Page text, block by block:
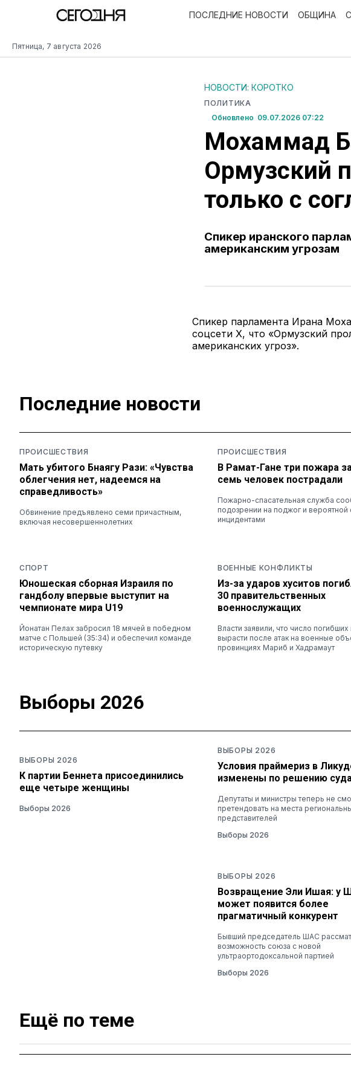
Пятница, 7 августа 2026
ПОСЛЕДНИЕ НОВОСТИ ОБЩИНА
НОВОСТИ: КОРОТКО
ПОЛИТИКА
Обновлено 09.07.2026 07:22
Мохаммад
Ормузский
только с
Спикер иранского
американским угрозам
Спикер парламента Ирана
соцсети X, что «Ормузский
американских угроз».
Последние новости
ПРОИСШЕСТВИЯ
Мать убитого Бнаягу Рази: «Чувства
облегчения нет, надеемся на
справедливость»
Обвинение предъявлено семи причастным,
включая несовершеннолетних
ПРОИСШЕСТВИЯ
В Рамат-Гане три пожара
семь человек пострадали
Пожарно-спасательная служба
подозрении на поджог и вероятной
инцидентами
СПОРТ
Юношеская сборная Израиля по
гандболу впервые выступит на
чемпионате мира U19
Йонатан Пелах забросил 18 мячей в победном
матче с Польшей (35:34) и обеспечил команде
историческую путевку
ВОЕННЫЕ КОНФЛИКТЫ
Из-за ударов хуситов
30 правительственных
военнослужащих
Власти заявили, что число
вырасти после атак на военные
провинциях Мариб и Хадрамаут
Выборы 2026
ВЫБОРЫ 2026
К партии Беннета присоединились
еще четыре женщины
Выборы 2026
ВЫБОРЫ 2026
Условия праймериз в
изменены по решению суда
Депутаты и министры теперь не
претендовать на места
представителей
Выборы 2026
ВЫБОРЫ 2026
Возвращение Эли Ишая: у
может появится более
прагматичный конкурент
Бывший председатель ШАС
возможность союза с новой
ультраортодоксальной партией
Выборы 2026
Ещё по теме